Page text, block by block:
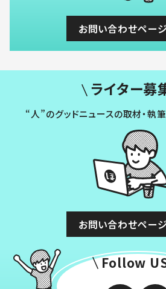
お問い合わせペー
ライター募
“人”のグッドニュースの取材・執
お問い合わせペー
Follow